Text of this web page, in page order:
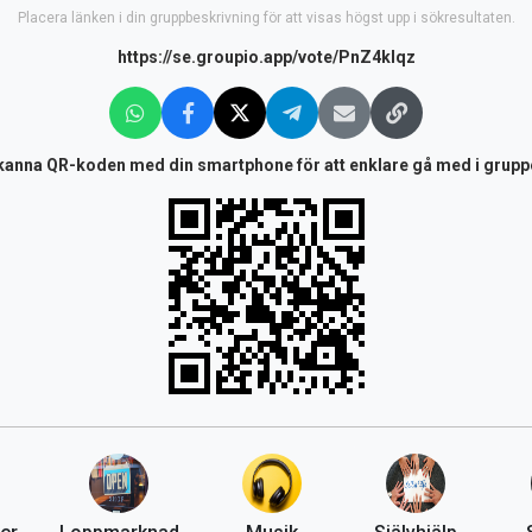
Placera länken i din gruppbeskrivning för att visas högst upp i sökresultaten.
https://se.groupio.app/vote/PnZ4klqz
QR-koden med din smartphone för att enklare gå med i